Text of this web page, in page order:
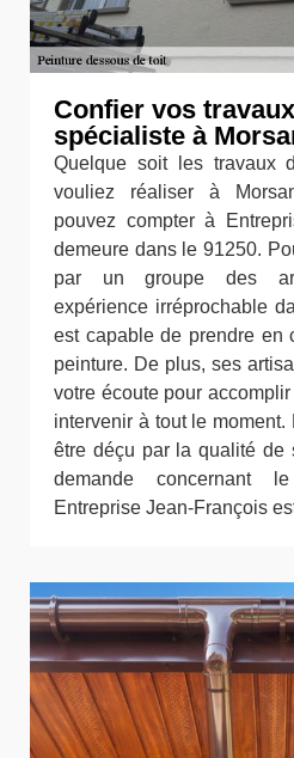
Confier vos
spécialiste à
Quelque soit les travaux
vouliez réaliser à
pouvez compter à
demeure dans le 91250.
par un groupe des
expérience irréprochable
est capable de prendre en
peinture. De plus, ses
votre écoute pour
intervenir à tout le moment.
être déçu par la qualité de
demande concernant
Entreprise Jean-François